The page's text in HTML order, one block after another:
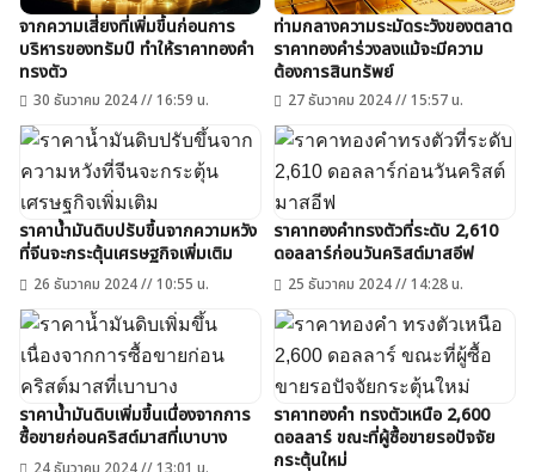
จากความเสี่ยงที่เพิ่มขึ้นก่อนการ
บริหารของทรัมป์ ทำให้ราคาทองคำ
ทรงตัว
30 ธันวาคม 2024 // 16:59 น.
ท่ามกลางความระมัดระวังของตลาด
ราคาทองคำร่วงลงแม้จะมีความ
ต้องการสินทรัพย์
27 ธันวาคม 2024 // 15:57 น.
ราคาน้ำมันดิบปรับขึ้นจากความหวัง
ที่จีนจะกระตุ้นเศรษฐกิจเพิ่มเติม
26 ธันวาคม 2024 // 10:55 น.
ราคาทองคำทรงตัวที่ระดับ 2,610
ดอลลาร์ก่อนวันคริสต์มาสอีฟ
25 ธันวาคม 2024 // 14:28 น.
ราคาน้ำมันดิบเพิ่มขึ้นเนื่องจากการ
ซื้อขายก่อนคริสต์มาสที่เบาบาง
ราคาทองคำ ทรงตัวเหนือ 2,600
ดอลลาร์ ขณะที่ผู้ซื้อขายรอปัจจัย
กระตุ้นใหม่